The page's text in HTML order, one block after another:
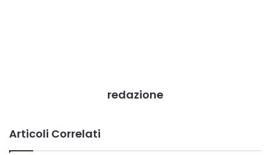
redazione
Articoli Correlati